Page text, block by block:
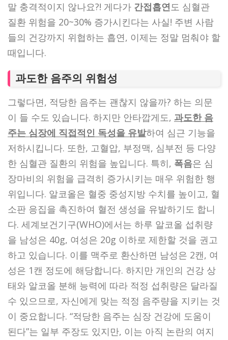
말 충격적이지 않나요?! 게다가 간접흡연도 심혈관
질환 위험을 20~30% 증가시킨다는 사실! 주변 사람
들의 건강까지 위협하는 흡연, 이제는 정말 멈춰야 할
때입니다.
과도한 음주의 위험성
그렇다면, 적당한 음주는 괜찮지 않을까? 하는 의문
이 들 수도 있습니다. 하지만 안타깝게도, 과도한 음
주는 심장에 직접적인 독성을 유발하여 심근 기능을
저하시킵니다. 또한, 고혈압, 부정맥, 심부전 등 다양
한 심혈관 질환의 위험을 높입니다. 특히, 폭음은 심
장마비의 위험을 급격히 증가시키는 매우 위험한 행
위입니다. 알코올은 혈중 중성지방 수치를 높이고, 혈
소판 응집을 촉진하여 혈전 생성을 유발하기도 합니
다. 세계보건기구(WHO)에서는 하루 알코올 섭취량
을 남성은 40g, 여성은 20g 이하로 제한할 것을 권고
하고 있습니다. 이를 맥주로 환산하면 남성은 2캔, 여
성은 1캔 정도에 해당합니다. 하지만 개인의 건강 상
태와 알코올 분해 능력에 따라 적정 섭취량은 달라질
수 있으므로, 자신에게 맞는 적정 음주량을 지키는 것
이 중요합니다. “적당한 음주는 심장 건강에 도움이
된다”는 일부 주장도 있지만, 이는 아직 논란의 여지